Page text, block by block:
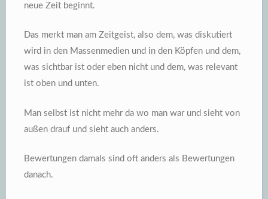
neue Zeit beginnt.
Das merkt man am Zeitgeist, also dem, was diskutiert
wird in den Massenmedien und in den Köpfen und dem,
was sichtbar ist oder eben nicht und dem, was relevant
ist oben und unten.
Man selbst ist nicht mehr da wo man war und sieht von
außen drauf und sieht auch anders.
Bewertungen damals sind oft anders als Bewertungen
danach.